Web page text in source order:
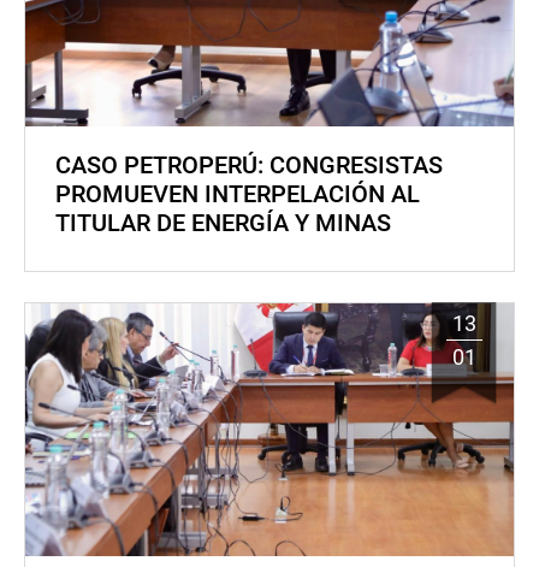
CASO PETROPERÚ: CONGRESISTAS
PROMUEVEN INTERPELACIÓN AL
TITULAR DE ENERGÍA Y MINAS
13
01